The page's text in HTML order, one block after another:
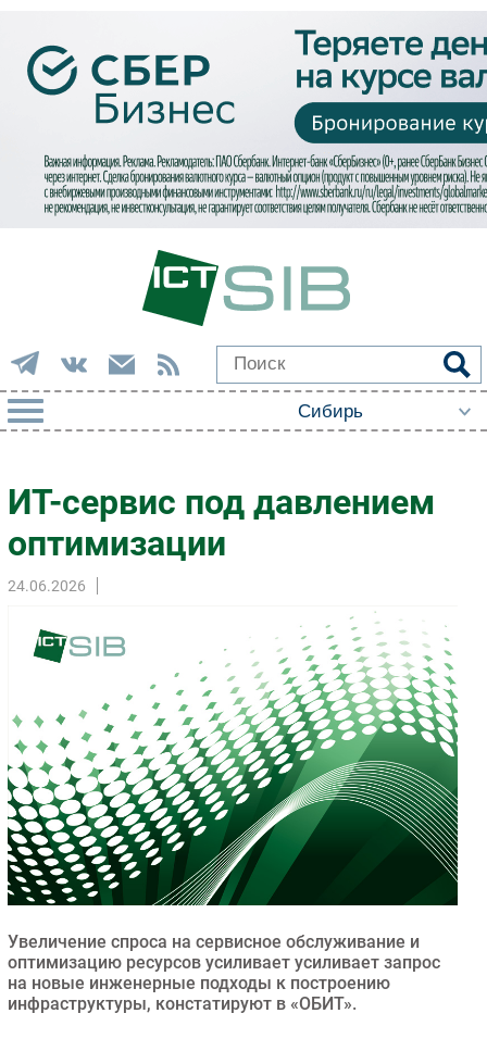
Импорто­замещение
Автоматизация Промышленности
Интернет
Фиксированная связь
Интеграция
Рынок ПК
Маркетинг
Торговые сети
Оборудование
ПО
Outsourcing
Кадры
Регулирование
Финансы
Web
Безопасность
ИТ-сервис под давлением
оптимизации
24.06.2026
Увеличение спроса на сервисное обслуживание и
оптимизацию ресурсов усиливает усиливает запрос
на новые инженерные подходы к построению
инфраструктуры, констатируют в «ОБИТ».